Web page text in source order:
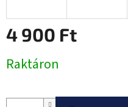
4 900 Ft
Raktáron